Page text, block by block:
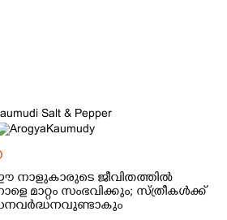
നാളുകാരുടെ ജീവിതത്തിൽ
മാറ്റം സംഭവിക്കും; സ്ത്രീകള്‍ക്ക്